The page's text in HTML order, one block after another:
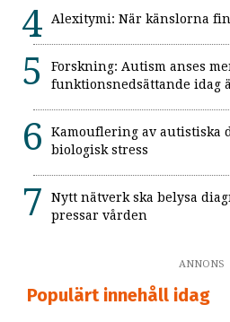
Alexitymi: När känslorna
Forskning: Autism anses
funktionsnedsättande idag
Kamouflering av autistiska
biologisk stress
Nytt nätverk ska belysa
pressar vården
ANNONS
Populärt innehåll idag